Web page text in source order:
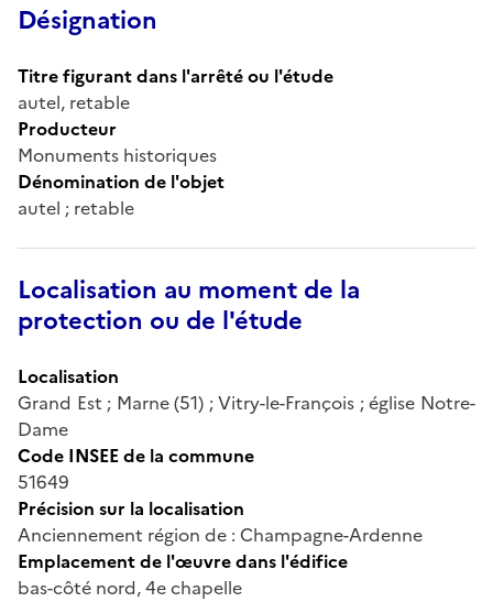
Désignation
Titre figurant dans l'arrêté ou l'étude
autel, retable
Producteur
Monuments historiques
Dénomination de l'objet
autel ; retable
Localisation au moment de la
protection ou de l'étude
Localisation
Grand Est ; Marne (51) ; Vitry-le-François ; église Notre-
Dame
Code INSEE de la commune
51649
Précision sur la localisation
Anciennement région de : Champagne-Ardenne
Emplacement de l'œuvre dans l'édifice
bas-côté nord, 4e chapelle